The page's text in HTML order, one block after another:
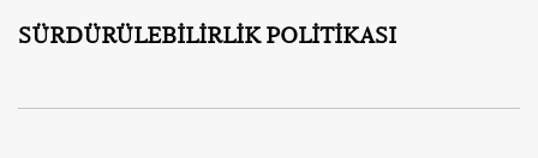
SÜRDÜRÜLEBİLİRLİK POLİTİKASI